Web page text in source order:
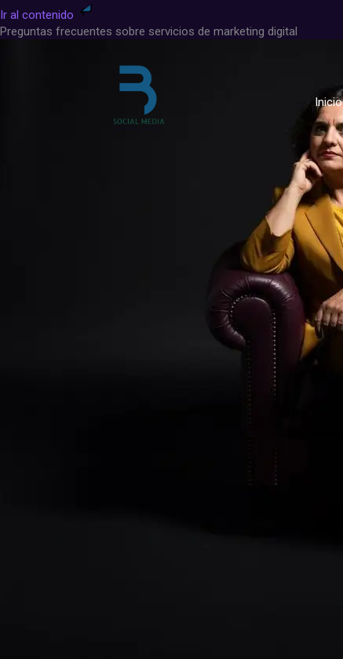
Ir al contenido
Ir
al
Inicio
Preguntas frecuentes sobre servicios de marketing digital